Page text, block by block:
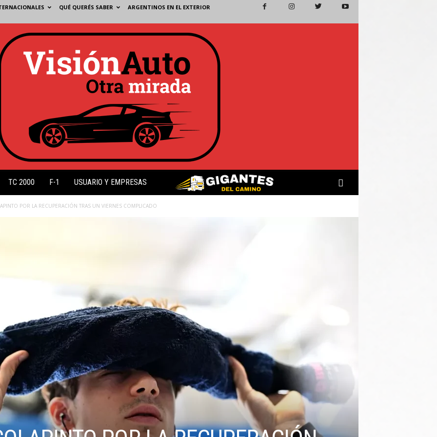
QUÉ QUERÉS SABER ARGENTINOS EN EL EXTERIOR
TC 2000 F-1 USUARIO Y EMPRESAS
POR LA RECUPERACIÓN TRAS UN VIERNES COMPLICADO